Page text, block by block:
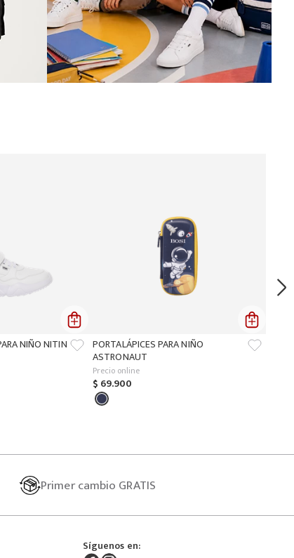
NIÑO NITIN PORTALÁPICES PARA NIÑO
ASTRONAUT
Precio online
$ 69.900
Primercambio GRATIS
Síguenos en: